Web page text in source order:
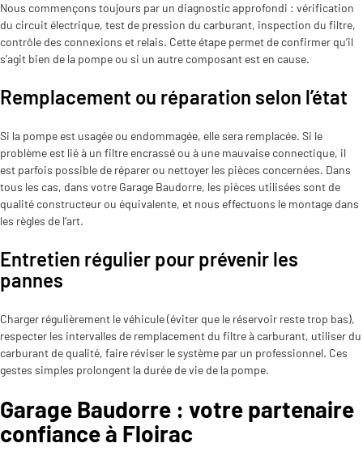
Nous commençons toujours par un diagnostic approfondi : vérification
du circuit électrique, test de pression du carburant, inspection du filtre,
contrôle des connexions et relais. Cette étape permet de confirmer qu’il
s’agit bien de la pompe ou si un autre composant est en cause.
Remplacement ou réparation selon l’état
Si la pompe est usagée ou endommagée, elle sera remplacée. Si le
problème est lié à un filtre encrassé ou à une mauvaise connectique, il
est parfois possible de réparer ou nettoyer les pièces concernées. Dans
tous les cas, dans votre Garage Baudorre, les pièces utilisées sont de
qualité constructeur ou équivalente, et nous effectuons le montage dans
les règles de l’art.
Entretien régulier pour prévenir les
pannes
Charger régulièrement le véhicule (éviter que le réservoir reste trop bas),
respecter les intervalles de remplacement du filtre à carburant, utiliser du
carburant de qualité, faire réviser le système par un professionnel. Ces
gestes simples prolongent la durée de vie de la pompe.
Garage Baudorre : votre partenaire
confiance à Floirac